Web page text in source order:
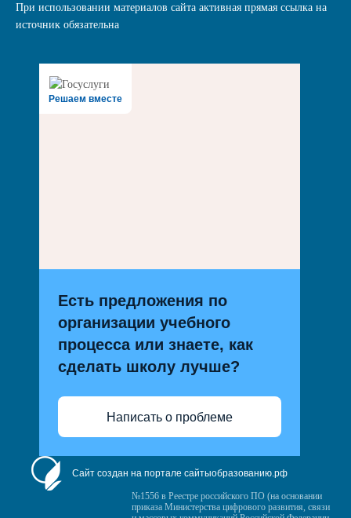
При использовании материалов сайта активная прямая ссылка на
источник обязательна
Решаем вместе
Есть предложения по
организации учебного
процесса или знаете, как
сделать школу лучше?
Написать о проблеме
Сайт создан на портале сайтыобразованию.рф
№1556 в Реестре российского ПО (на основании
приказа Министерства цифрового развития, связи